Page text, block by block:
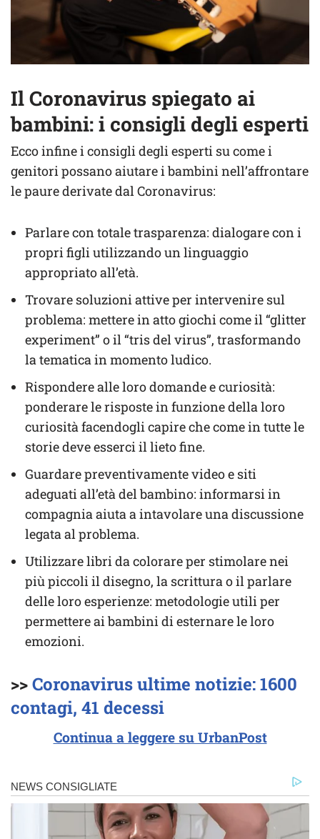
Il Coronavirus spiegato ai
bambini: i consigli degli esperti
Ecco infine i consigli degli esperti su come i
genitori possano aiutare i bambini nell’affrontare
le paure derivate dal Coronavirus:
Parlare con totale trasparenza: dialogare con i
propri figli utilizzando un linguaggio
appropriato all’età.
Trovare soluzioni attive per intervenire sul
problema: mettere in atto giochi come il “glitter
experiment” o il “tris del virus”, trasformando
la tematica in momento ludico.
Rispondere alle loro domande e curiosità:
ponderare le risposte in funzione della loro
curiosità facendogli capire che come in tutte le
storie deve esserci il lieto fine.
Guardare preventivamente video e siti
adeguati all’età del bambino: informarsi in
compagnia aiuta a intavolare una discussione
legata al problema.
Utilizzare libri da colorare per stimolare nei
più piccoli il disegno, la scrittura o il parlare
delle loro esperienze: metodologie utili per
permettere ai bambini di esternare le loro
emozioni.
>>Coronavirus ultime notizie: 1600
contagi, 41 decessi
Continua a leggere su UrbanPost